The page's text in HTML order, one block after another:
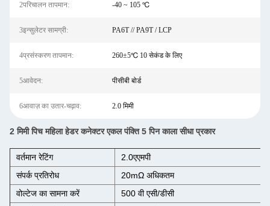
2परिचालन तापमान: -40 ~ 105 ℃
3इन्सुलेटर सामग्री: PA6T // PA9T / LCP
4प्रसंस्करण तापमान: 260±5℃ 10 सेकंड के लिए
5आवेदन: पीसीबी बोर्ड
6आवाज़ का उतार-चढ़ाव: 2.0 मिमी
2 मिमी पिच महिला हेडर कनेक्टर एकल पंक्ति 5 पिन काला सीधा प्रकार
वर्तमान रेटिंग
2.0एएमपी
संपर्क प्रतिरोध
20mΩ अधिकतम
वोल्टेज का सामना करें
500 वी एसी/डीसी